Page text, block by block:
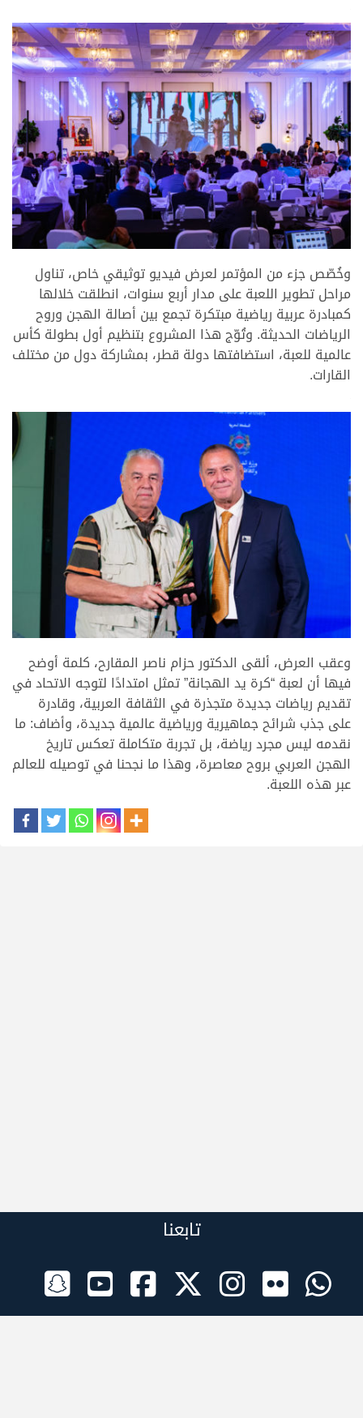
وخُصّص جزء من المؤتمر لعرض فيديو توثيقي خاص، تناول
مراحل تطوير اللعبة على مدار أربع سنوات، انطلقت خلالها
كمبادرة عربية رياضية مبتكرة تجمع بين أصالة الهجن وروح
الرياضات الحديثة. وتُوّج هذا المشروع بتنظيم أول بطولة كأس
عالمية للعبة، استضافتها دولة قطر، بمشاركة دول من مختلف
القارات.
وعقب العرض، ألقى الدكتور حزام ناصر المقارح، كلمة أوضح
فيها أن لعبة “كرة يد الهجانة” تمثل امتدادًا لتوجه الاتحاد في
تقديم رياضات جديدة متجذرة في الثقافة العربية، وقادرة
على جذب شرائح جماهيرية ورياضية عالمية جديدة، وأضاف: ما
نقدمه ليس مجرد رياضة، بل تجربة متكاملة تعكس تاريخ
الهجن العربي بروح معاصرة، وهذا ما نجحنا في توصيله للعالم
عبر هذه اللعبة.
تابعنا